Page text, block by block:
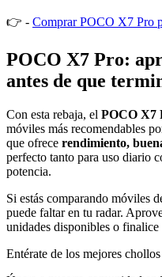
👉 - Comprar POCO X7 Pro
POCO X7 Pro:
antes de que
Con esta rebaja, el POCO X7
móviles más recomendables
que ofrece rendimiento,
perfecto tanto para uso diario
potencia.
Si estás comparando móviles
puede faltar en tu radar.
unidades disponibles o
Entérate de los mejores